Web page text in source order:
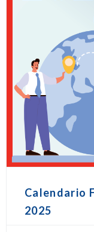
Calendario
2025